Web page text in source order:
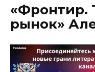
«Фронтир.
рынок»